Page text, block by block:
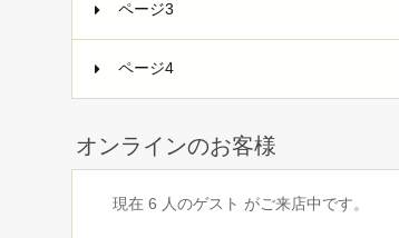
ページ3
ページ4
オンラインのお客様
現在 6 人のゲスト がご来店中です。